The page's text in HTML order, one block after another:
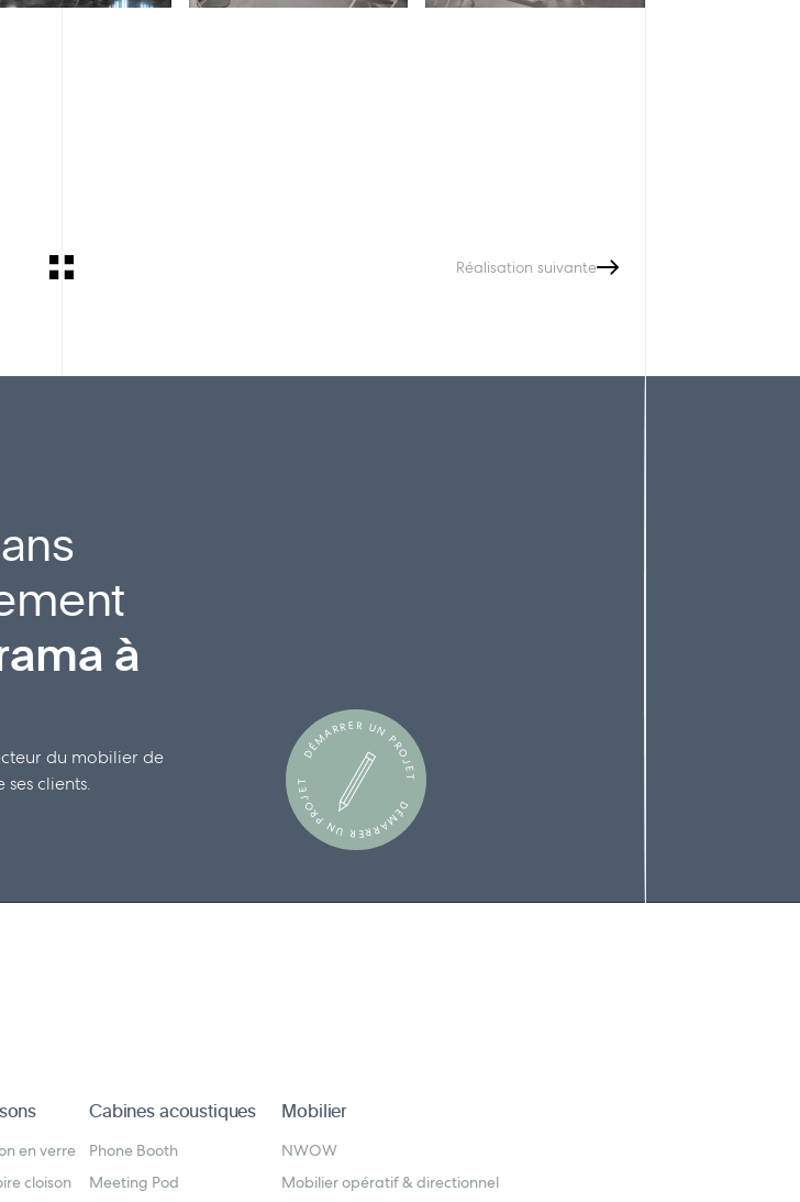
Réalisation suivante
à
du mobilier de
clients.
DÉMARRER UN PROJET
DÉMARRER UN PROJET
en verre
cloison
Cabines acoustiques
Phone Booth
Meeting Pod
Mobilier
NWOW
Mobilier opératif & directionnel